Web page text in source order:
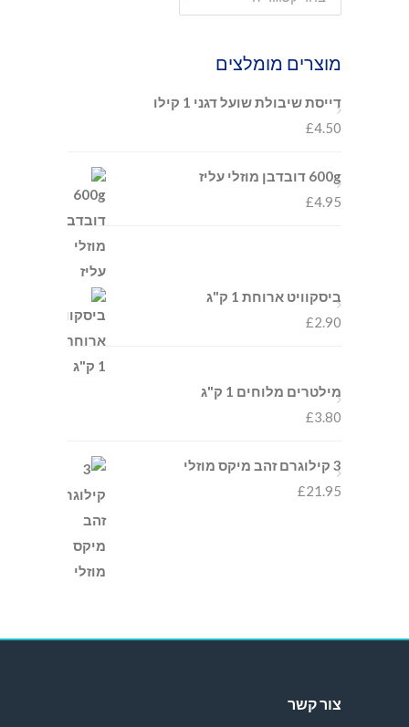
מוצרים מומלצים
דייסת שיבולת שועל דגני 1 קילו
£4.50
600g דובדבן מוזלי עליז
£4.95
ביסקוויט ארוחת 1 ק"ג
£2.90
מילטרים מלוחים 1 ק"ג
£3.80
3 קילוגרם זהב מיקס מוזלי
£21.95
צור קשר